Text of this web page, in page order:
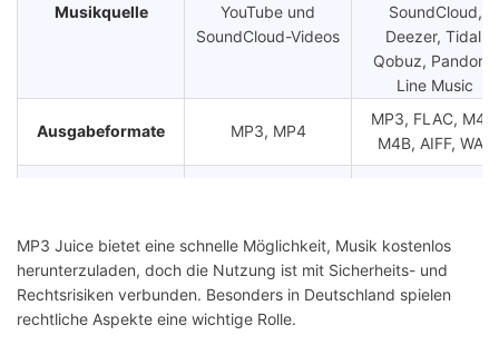
Musikquelle
YouTube und
SoundCloud-Videos
SoundCloud,
Deezer, Tidal,
Qobuz, Pandora,
Line Music
Ausgabeformate MP3, MP4
MP3, FLAC, M4A,
M4B, AIFF, WAV
Download-
Geschwindigkeit
Hängt vom
Netzwerk und der
Quelle ab
Im Durchschnitt
30-mal schneller
Keine vollständigen
MP3 Juice bietet eine schnelle Möglichkeit, Musik kostenlos
herunterzuladen, doch die Nutzung ist mit Sicherheits- und
Rechtsrisiken verbunden. Besonders in Deutschland spielen
rechtliche Aspekte eine wichtige Rolle.